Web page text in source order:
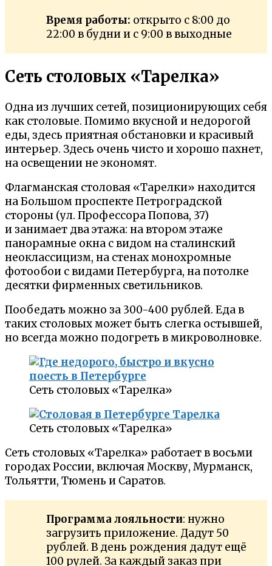
Время работы: открыто с 8:00 до
22:00 в будни и с 9:00 в выходные
Сеть столовых «Тарелка»
Одна из лучших сетей, позиционирующих себя
как столовые. Помимо вкусной и недорогой
еды, здесь приятная обстановки и красивый
интерьер. Здесь очень чисто и хорошо пахнет,
на освещении не экономят.
Флагманская столовая «Тарелки» находится
на Большом проспекте Петроградской
стороны (ул. Профессора Попова, 37)
и занимает два этажа: на втором этаже
панорамные окна с видом на сталинский
неоклассицизм, на стенах монохромные
фотообои с видами Петербурга, на потолке
десятки фирменных светильников.
Пообедать можно за 300-400 рублей. Еда в
таких столовых может быть слегка остывшей,
но всегда можно подогреть в микроволновке.
Сеть столовых «Тарелка»
Сеть столовых «Тарелка»
Сеть столовых «Тарелка» работает в восьми
городах России, включая Москву, Мурманск,
Тольятти, Тюмень и Саратов.
Программа лояльности: нужно
загрузить приложение. Дадут 50
рублей. В день рождения дадут ещё
100 рулей. За каждый заказ при